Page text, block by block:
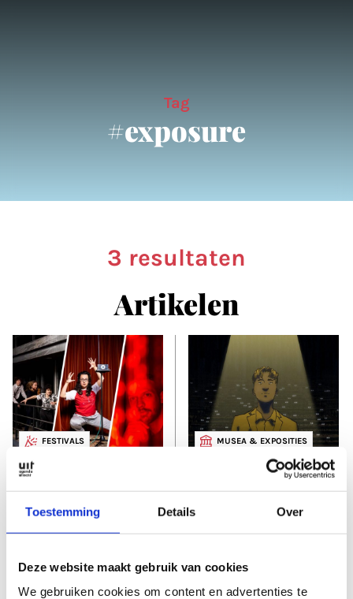
Toestemming Details Over
Deze website maakt gebruik van cookies
We gebruiken cookies om content en advertenties te
Tag
#exposure
3 resultaten
Artikelen
FESTIVALS
Juni 2026
HKU Exposure 2026:
De nieuwe lichting
MUSEA & EXPOSITIES
HKU Exposure:
Lichtpunten